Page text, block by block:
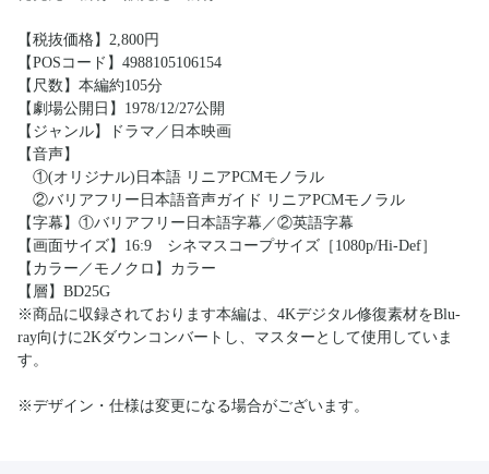
【税抜価格】2,800円
【POSコード】4988105106154
【尺数】本編約105分
【劇場公開日】1978/12/27公開
【ジャンル】ドラマ／日本映画
【音声】
①(オリジナル)日本語 リニアPCMモノラル
②バリアフリー日本語音声ガイド リニアPCMモノラル
【字幕】①バリアフリー日本語字幕／②英語字幕
【画面サイズ】16:9 シネマスコープサイズ［1080p/Hi-Def］
【カラー／モノクロ】カラー
【層】BD25G
※商品に収録されております本編は、4Kデジタル修復素材をBlu-
ray向けに2Kダウンコンバートし、マスターとして使用していま
す。
※デザイン・仕様は変更になる場合がございます。